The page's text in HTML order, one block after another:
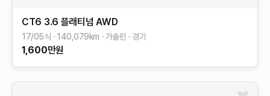
CT6 3.6 플래티넘 AWD
17/05식 140,079km 가솔린 경기
1,600만원